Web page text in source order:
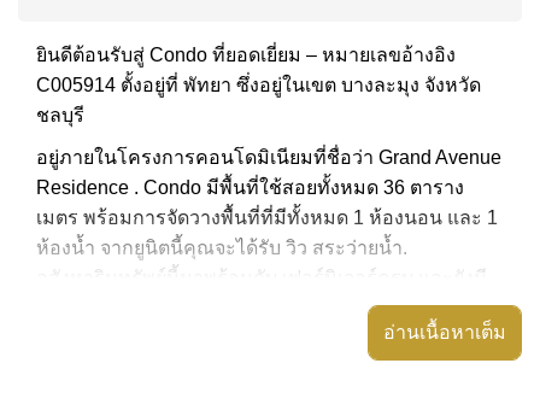
ยินดีต้อนรับสู่ Condo ที่ยอดเยี่ยม – หมายเลขอ้างอิง
C005914 ตั้งอยู่ที่ พัทยา ซึ่งอยู่ในเขต บางละมุง จังหวัด
ชลบุรี
อยู่ภายในโครงการคอนโดมิเนียมที่ชื่อว่า Grand Avenue
Residence . Condo มีพื้นที่ใช้สอยทั้งหมด 36 ตาราง
เมตร พร้อมการจัดวางพื้นที่ที่มีทั้งหมด 1 ห้องนอน และ 1
ห้องน้ำ จากยูนิตนี้คุณจะได้รับ วิว สระว่ายน้ำ.
อสังหาริมทรัพย์นี้มาพร้อมกับ เฟอร์นิเจอร์ครบ และยังมี
สิ่งอำนวยความสะดวก ได้แก่ มีระเบียง, เครื่องปรับ
อ่านเนื้อหาเต็ม